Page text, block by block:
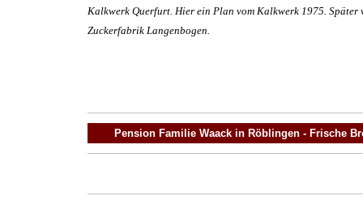
Kalkwerk Querfurt. Hier ein Plan vom Kalkwerk 1975. Später
Zuckerfabrik Langenbogen.
Pension Familie Waack in Röblingen - Frische